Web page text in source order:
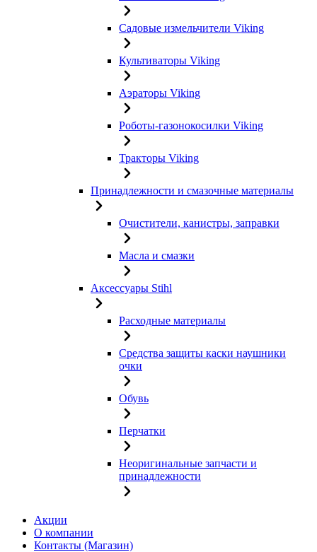
Садовые измельчители Viking
Культиваторы Viking
Аэраторы Viking
Роботы-газонокосилки Viking
Тракторы Viking
Принадлежности и смазочные материалы
Очистители, канистры, заправки
Масла и смазки
Аксессуары Stihl
Расходные материалы
Средства защиты каски наушники
очки
Обувь
Перчатки
Неоригинальные запчасти и
принадлежности
Акции
О компании
Контакты (Магазин)